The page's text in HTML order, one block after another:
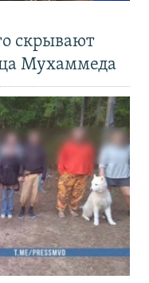
скрывают
Мухаммеда